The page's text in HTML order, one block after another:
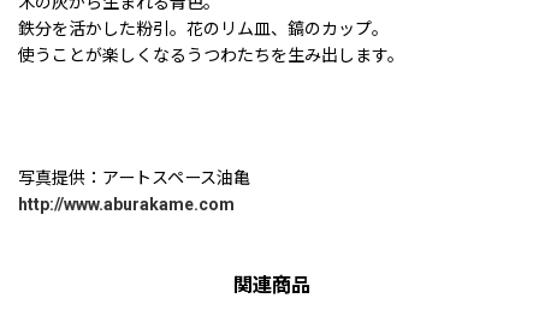
鉄分を活かした粉引。花のリム皿、鎬のカップ。
使うことが楽しくなるうつわたちを生み出します。
写真提供：アートスペース油亀
http://www.aburakame.com
関連商品